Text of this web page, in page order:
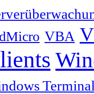
VBA